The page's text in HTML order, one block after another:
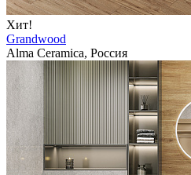
Хит!
Grandwood
Alma Ceramica, Россия